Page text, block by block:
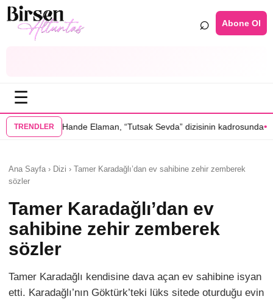
⌕ Abone Ol
☰
TRENDLER
Elaman, “Tutsak Sevda” dizisinin kadrosunda• Serenay Sarıkaya’lı
Ana Sayfa › Dizi › Tamer Karadağlı’dan ev sahibine zehir zemberek
sözler
Tamer Karadağlı’dan ev
sahibine zehir zemberek
sözler
Tamer Karadağlı kendisine dava açan ev sahibine isyan
etti. Karadağlı’nın Göktürk’teki lüks sitede oturduğu evin